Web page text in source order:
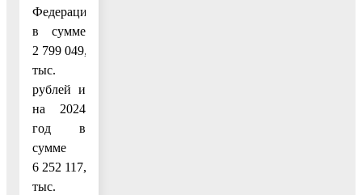
Федерации,
в сумме
2 799 049,6
тыс.
рублей и
на 2024
год в
сумме
6 252 117,7
тыс.